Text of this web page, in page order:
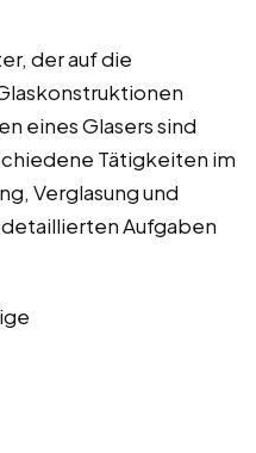
der auf die
eines Glasers sind
Tätigkeiten im
Verglasung und
Aufgaben